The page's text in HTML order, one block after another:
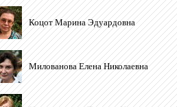
Коцот Марина Эдуардовна
Милованова Елена Николаевна